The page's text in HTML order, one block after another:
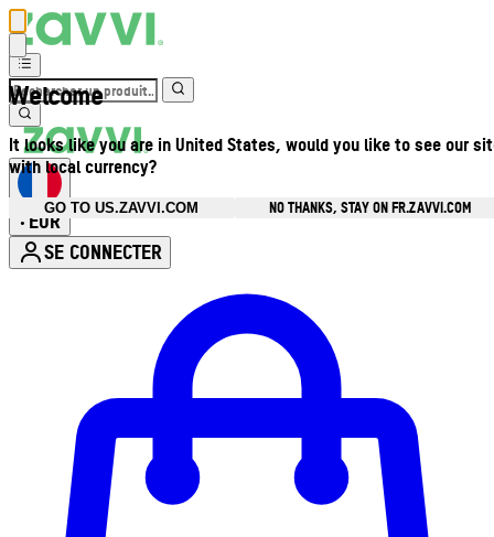
Welcome
It looks like you are in United States, would you like to see our
with local currency?
GO TO US.ZAVVI.COM
NO THANKS, STAY ON FR.ZAVVI.COM
• EUR
SE CONNECTER